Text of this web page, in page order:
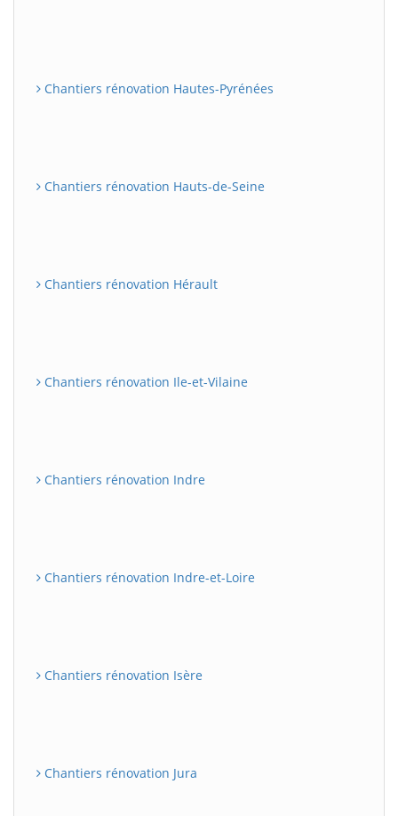
Chantiers rénovation Hautes-Pyrénées
Chantiers rénovation Hauts-de-Seine
Chantiers rénovation Hérault
Chantiers rénovation Ile-et-Vilaine
Chantiers rénovation Indre
Chantiers rénovation Indre-et-Loire
Chantiers rénovation Isère
Chantiers rénovation Jura